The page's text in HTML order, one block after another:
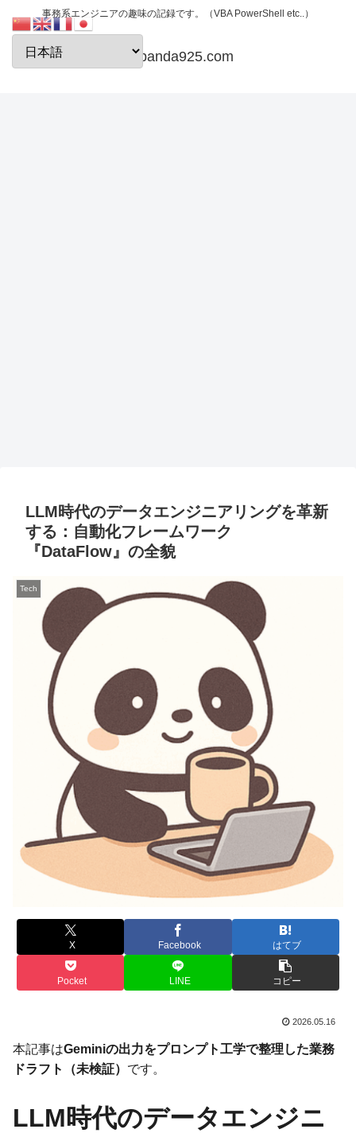
事務系エンジニアの趣味の記録です。（VBA PowerShell etc..）
papanda925.com
LLM時代のデータエンジニアリングを革新
する：自動化フレームワーク
『DataFlow』の全貌
Tech
X Facebook はてブ
Pocket LINE コピー
2026.05.16
本記事はGeminiの出力をプロンプト工学で整理した業務
ドラフト（未検証） です。
LLM時代のデータエンジニ